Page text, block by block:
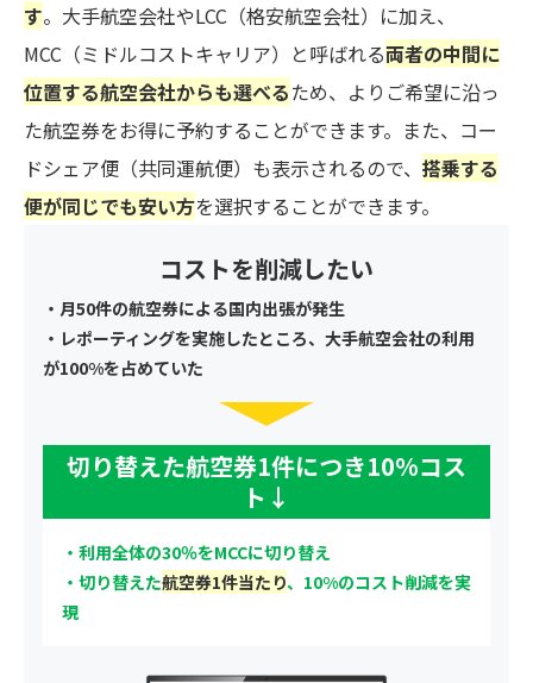
コストを削減したい
・月50件の航空券による国内出張が発生
・レポーティングを実施したところ、大手航空会社の利用
が100%を占めていた
切り替えた航空券1件につき10%コス
ト↓
・利用全体の30％をMCCに切り替え
・切り替えた航空券1件当たり、10%のコスト削減を実
現
す。大手航空会社やLCC（格安航空会社）に加え、
MCC（ミドルコストキャリア）と呼ばれる両者の中間に
位置する航空会社からも選べるため、よりご希望に沿っ
た航空券をお得に予約することができます。また、コー
ドシェア便（共同運航便）も表示されるので、 搭乗する
便が同じでも安い方を選択することができます。